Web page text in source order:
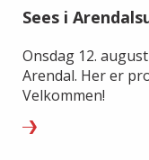
Sees i
Onsdag 12.
Arendal. Her er
Velkommen!